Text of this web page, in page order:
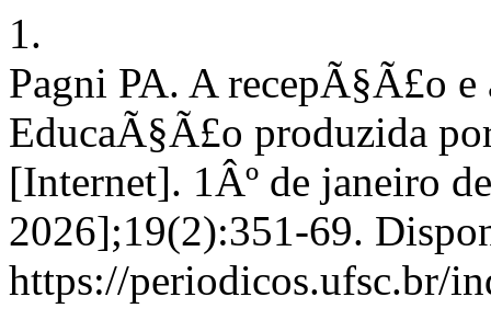
1.
Pagni PA. A recepÃ§Ã£o
EducaÃ§Ã£o produzida
[Internet]. 1Âº de janeiro
2026];19(2):351-69.
https://periodicos.ufsc.br/